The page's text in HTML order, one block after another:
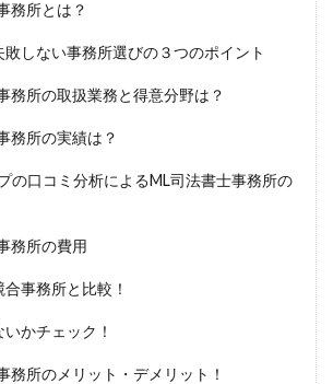
務所とは？
しない事務所選びの３つのポイント
務所の取扱業務と得意分野は？
務所の実績は？
の口コミ分析によるML司法書士事務所の
務所の費用
合事務所と比較！
かチェック！
務所のメリット・デメリット！